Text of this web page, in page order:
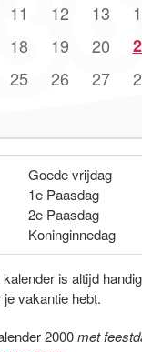
11 12 13
18 19 20
25 26 27
Goede vrijdag
1e Paasdag
2e Paasdag
Koninginnedag
is altijd
vakantie hebt.
2000met